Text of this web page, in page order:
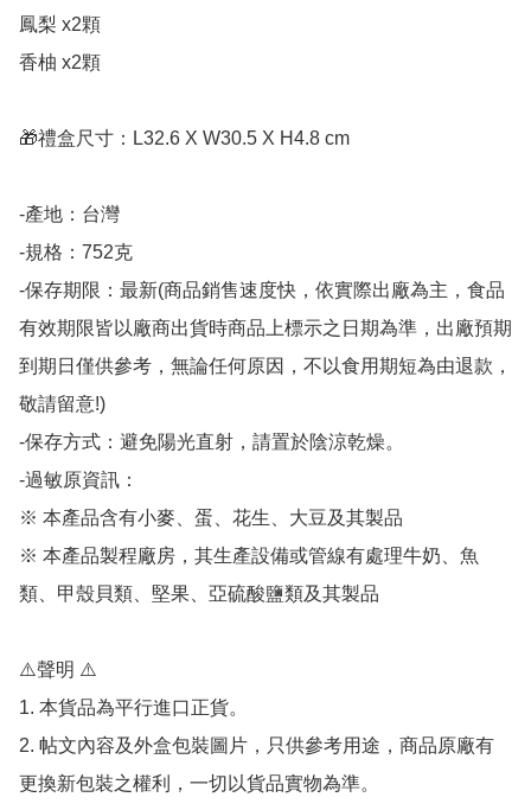
鳳梨 x2顆
香柚 x2顆
🎁禮盒尺寸：L32.6 X W30.5 X H4.8 cm
-產地：台灣
-規格：752克
-保存期限：最新(商品銷售速度快，依實際出廠為主，食品
有效期限皆以廠商出貨時商品上標示之日期為準，出廠預期
到期日僅供參考，無論任何原因，不以食用期短為由退款，
敬請留意!)
-保存方式：避免陽光直射，請置於陰涼乾燥。
-過敏原資訊：
※ 本產品含有小麥、蛋、花生、大豆及其製品
※ 本產品製程廠房，其生產設備或管線有處理牛奶、魚
類、甲殼貝類、堅果、亞硫酸鹽類及其製品
⚠️聲明 ⚠️
1. 本貨品為平行進口正貨。
2. 帖文內容及外盒包裝圖片，只供參考用途，商品原廠有
更換新包裝之權利，一切以貨品實物為準。